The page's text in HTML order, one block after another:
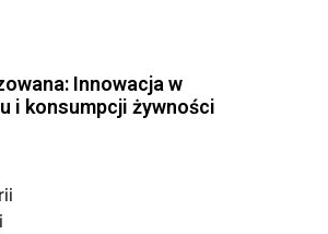
Innowacja w
i konsumpcji żywności